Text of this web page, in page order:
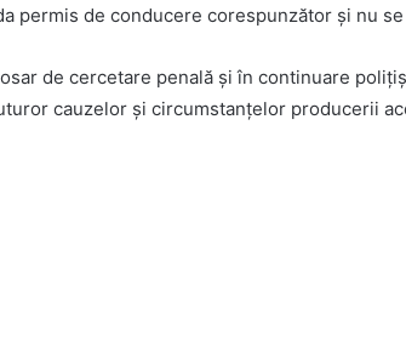
permis de conducere corespunzător și nu
de cercetare penală și în continuare
cauzelor și circumstanțelor producerii